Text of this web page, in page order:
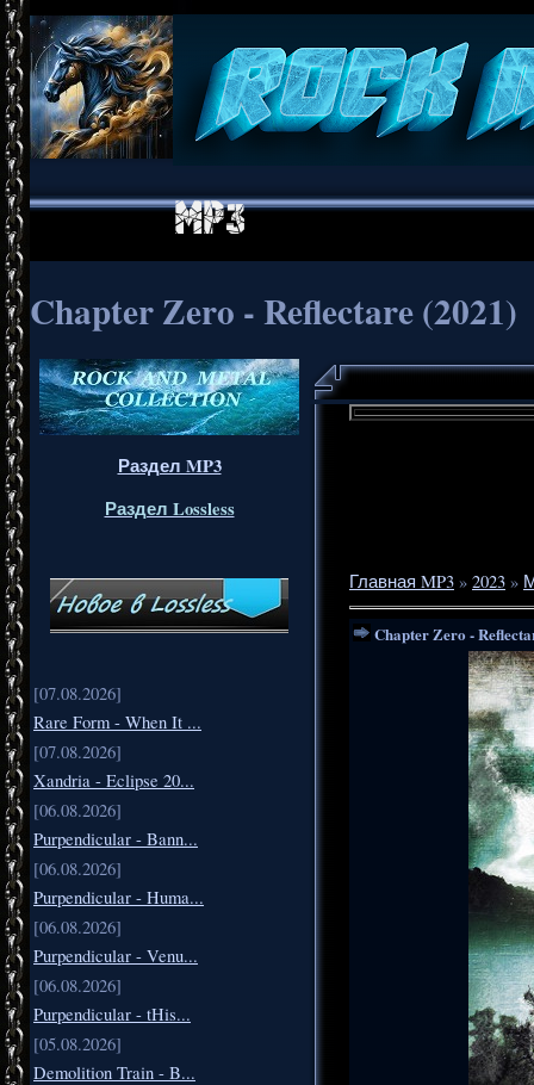
Chapter Zero - Reflectare (2021)
Раздел MP3
Раздел Lossless
[07.08.2026]
Rare Form - When It ...
[07.08.2026]
Xandria - Eclipse 20...
[06.08.2026]
Purpendicular - Bann...
[06.08.2026]
Purpendicular - Huma...
[06.08.2026]
Purpendicular - Venu...
[06.08.2026]
Purpendicular - tHis...
[05.08.2026]
Demolition Train - B...
Главная MP3 » 2023 »
Chapter Zero -